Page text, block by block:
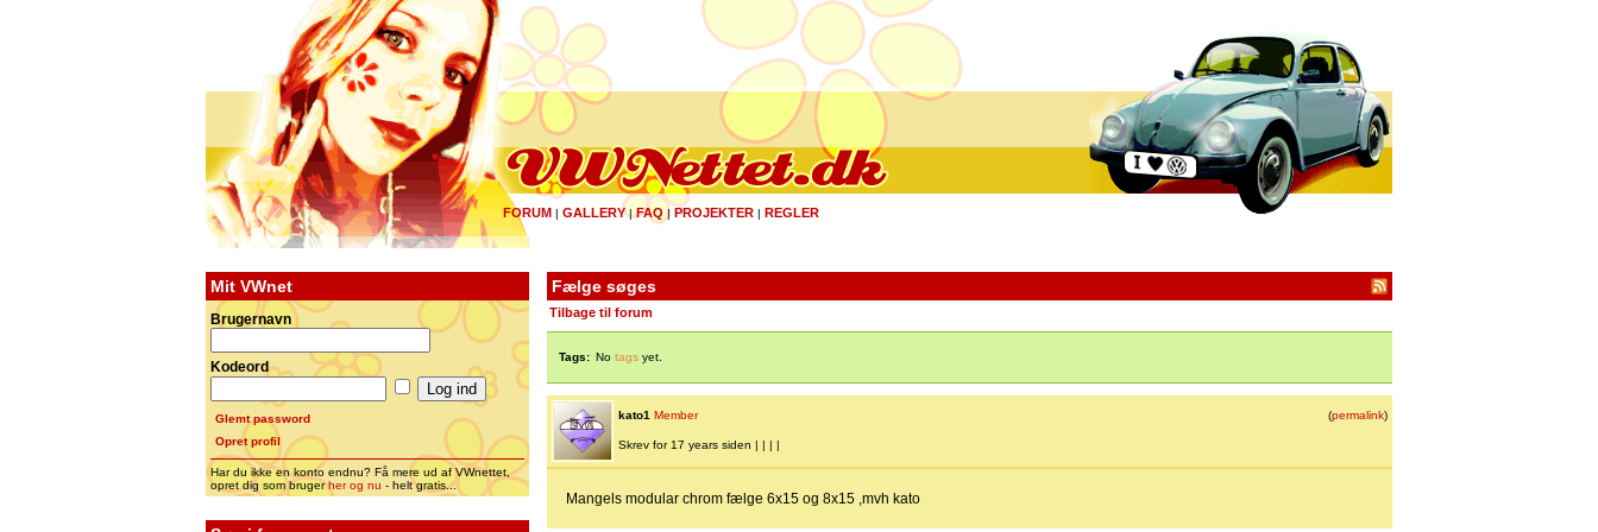
FORUM | GALLERY|FAQ | PROJEKTER | REGLER
Mit VWnet
Brugernavn
Kodeord
Glemt password
Opret profil
Har du ikke en konto endnu? Få mere ud af VWnettet,
opret dig som brugerher og nu - helt gratis...
Fælge søges
Tilbage til forum
Tags: No tags yet.
(permalink)
kato1 Member
Skrev for 17 years siden | | | |
Mangels modular chrom fælge 6x15 og 8x15 ,mvh kato